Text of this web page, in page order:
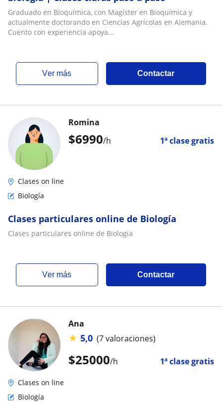
Graduado en Bioquímica, con Magíster en Bioquímica y
actualmente doctorando en Ciencias Agrícolas en Alemania.
Cuento con experiencia apoya...
ver más Contactar
$6990/h 1ª clase gratis
Romina
Clases on line
Biología
Clases particulares online de Biología
Clases particulares online de Biología
ver más Contactar
$25000/h 1ª clase gratis
Ana
★ 5,0 (7 valoraciones)
Clases on line
Biología